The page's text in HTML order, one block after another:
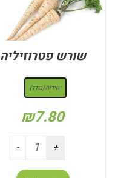
שורש פטרוזיליה
יחידות (בודד)
₪7.80